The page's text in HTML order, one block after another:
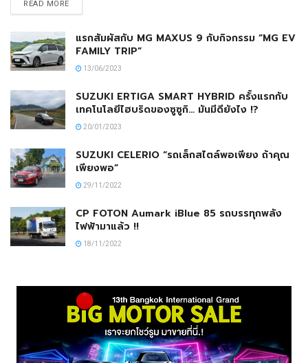
READ MORE
แรกสัมผัสกับ MG MAXUS 9 กับกิจกรรม “MG EV
FAMILY TRIP”
13/06/2023
SUZUKI ERTIGA SMART HYBRID ครั้งแรกกับ
เทคโนโลยีไฮบริดของซูซูกิ… มันมีดียังไง !?
20/01/2023
SUZUKI CELERIO “รถเล็กสไตล์พอเพียง ถ้าคุณ
เพียงพอ”
29/11/2022
CP FOTON Aumark iBlue 85 รถบรรทุกพลัง
ไฟฟ้ามาแล้ว !!
18/11/2022